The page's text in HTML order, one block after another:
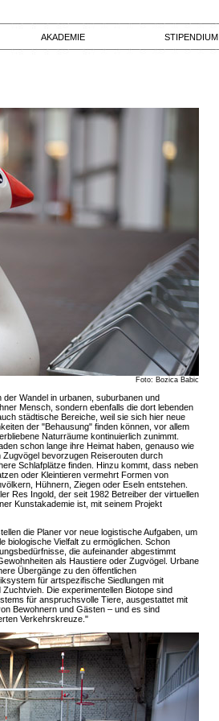
AKADEMIE STIPENDIUM
Foto: Bozica Babic
Wandel in urbanen, suburbanen und
Mensch, sondern ebenfalls die dort lebenden
städtische Bereiche, weil sie sich hier neue
der "Behausung" finden können, vor allem
Naturräume kontinuierlich zunimmt.
schon lange ihre Heimat haben, genauso wie
bevorzugen Reiserouten durch
Schlafplätze finden. Hinzu kommt, dass neben
oder Kleintieren vermehrt Formen von
Hühnern, Ziegen oder Eseln entstehen.
Res Ingold, der seit 1982 Betreiber der virtuellen
Kunstakademie ist, mit seinem Projekt
die Planer vor neue logistische Aufgaben, um
biologische Vielfalt zu ermöglichen. Schon
die aufeinander abgestimmt
als Haustiere oder Zugvögel. Urbane
Übergänge zu den öffentlichen
für artspezifische Siedlungen mit
Die experimentellen Biotope sind
für anspruchsvolle Tiere, ausgestattet mit
Bewohnern und Gästen – und es sind
Verkehrskreuze."